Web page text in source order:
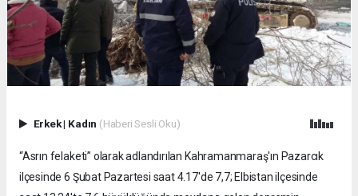
Erkek| Kadın (Haberi Sesli Oku)
“Asrın felaketi” olarak adlandırılan Kahramanmaraş'ın Pazarcık
ilçesinde 6 Şubat Pazartesi saat 4.17'de 7,7; Elbistan ilçesinde